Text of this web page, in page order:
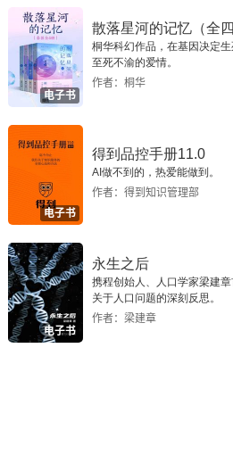
电子书
散落星河的记忆（全四
桐华科幻作品，在基因决定
至死不渝的爱情。
作者：桐华
电子书
得到品控手册11.0
AI做不到的，热爱能做到。
作者：得到知识管理部
电子书
永生之后
携程创始人、人口学家梁建章
关于人口问题的深刻反思。
作者：梁建章